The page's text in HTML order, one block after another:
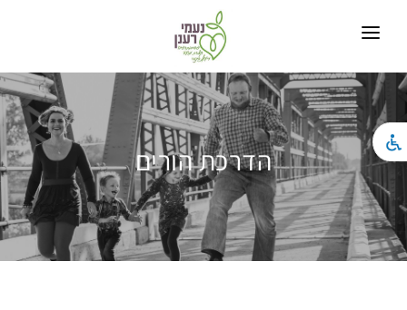
בית
חומרים מקצועיים
טיפול בנשימה מעגלית
טיפול בחרדה
טיפול גוף נפש
הדרכת הורים